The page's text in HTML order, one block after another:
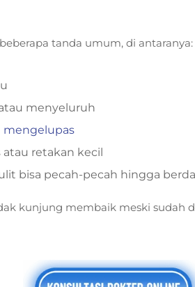
tanda umum, di antaranya:
menyeluruh
mengelupas
atau retakan kecil
bisa pecah-pecah hingga
kunjung membaik meski sudah